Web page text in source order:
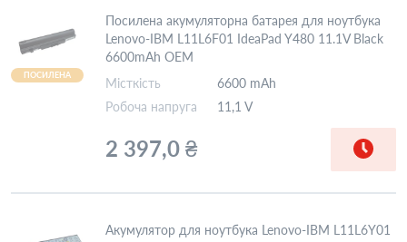
ПОСИЛЕНА
Посилена акумуляторна батарея для ноутбука
Lenovo-IBM L11L6F01 IdeaPad Y480 11.1V Black
6600mAh OEM
Місткість
6600 mAh
Робоча напруга
11,1 V
2 397,0 ₴
Акумулятор для ноутбука Lenovo-IBM L11L6Y01